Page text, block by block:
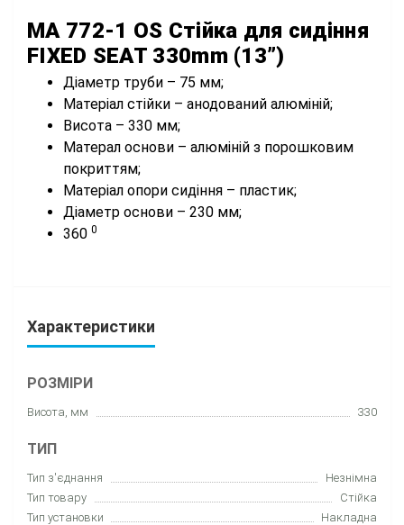
MA 772-1 OS Стійка для сидіння
FIXED SEAT 330mm (13”)
Діаметр труби – 75 мм;
Матеріал стійки – анодований алюміній;
Висота – 330 мм;
Матерал основи – алюміній з порошковим
покриттям;
Матеріал опори сидіння – пластик;
Діаметр основи – 230 мм;
360 0
Характеристики
РОЗМІРИ
Висота, мм 330
ТИП
Тип з'єднання
Незнімна
Тип товару
Стійка
Тип установки
Накладна